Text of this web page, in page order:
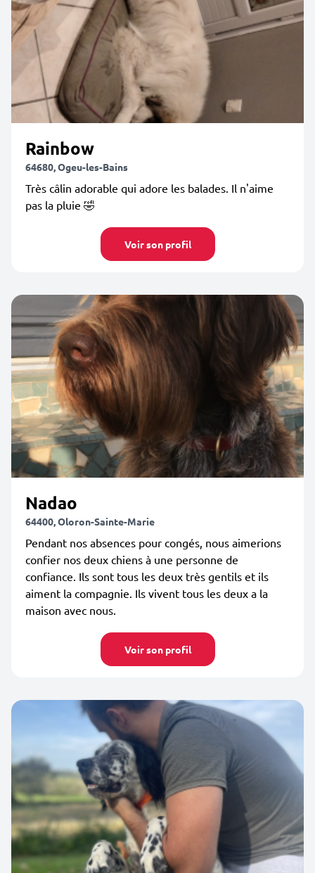
Rainbow
64680, Ogeu-les-Bains
Très câlin adorable qui adore les balades. Il n'aime
pas la pluie 🤣
Voir son profil
Nadao
64400, Oloron-Sainte-Marie
Pendant nos absences pour congés, nous aimerions
confier nos deux chiens à une personne de
confiance. Ils sont tous les deux très gentils et ils
aiment la compagnie. Ils vivent tous les deux a la
maison avec nous.
Voir son profil